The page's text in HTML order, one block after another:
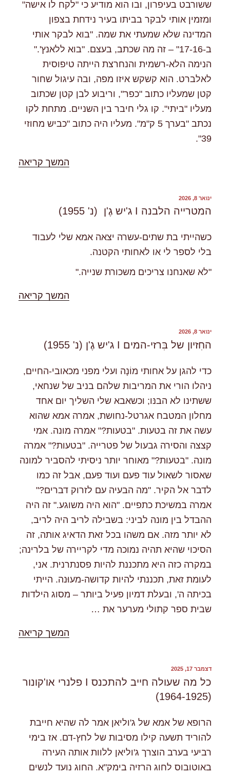
ששורבט בעיפרון, ובו הוא מודיע כי "לקח לו אישה"
ומזמין אותי לבקר בביתו בעיר נידחת בצפון
המדינה שלא שמעתי את שמה. "בוא לבקר אותי
ב-17-16" – זה מה שכתב, בעצם. "בוא ללאנץ'."
הנימה הלא-רשמית והנחרצת הייתה טיפוסית
לאלברט. הוא קשקש איזו מפה, ובה עיגול שחור
קטן שמעליו כתוב "כפר", וריבוע לבן קטן שכתוב
מעליו "ביתי". קו גלי חיבר בין השניים. מתחת לקו
נכתב "בערך 5 ק"מ". מעליו היה כתוב "כביש מחוזי
39".
המשך קריאה
פורסם
ינואר 8, 2026
המטרייה הלבנה I ג'יש גֶ'ן (נ' 1955)
כשהייתי בת שתים-עשרה יצאה אמא שלי לעבוד
בלי לספר לי או לאחותי הקטנה.
"לא שאנחנו צריכים משכורת שנייה."
המשך קריאה
פורסם
ינואר 8, 2026
החִזיון של בִּרזי-המים I ג'יש גֶ'ן (נ' 1955)
כדי להגן על אחותי מוֹנָה ועלי מפני מכאובי-החיים,
ניהלו הורי את המריבות שלהם בניב של שנחאי,
ששתינו לא הבנּו; וכשאבא שלי השליך יום אחד
מחלון המטבח אגרטל-נחושת, אמרה אמא שהוא
עשה את זה בטעות. "בטעות?" אמרה מונה. אמי
קצצה והסירה גבעול של פטרייה. "בטעות?" אמרה
מונה. "בטעות?" מאוחר יותר ניסיתי להסביר למונה
שאסור לשאול עוד פעם ועוד פעם, אבל זה כמו
לדבר אל הקיר. "מה הבעיה עם לזרוק דברים?"
אמרה במשיכת כתפיים. "הוא היה משוגע." זה היה
ההבדל בין מונה לביני: בשבילה לריב היה לריב,
לא יותר מזה. אם משהו בכל זאת הדאיג אותה, זה
הסיכוי שהיא תהיה נמוכה מדי לקריירה של בלרינה;
במקרה כזה היא מתכננת להיות פסנתרנית. אני,
לעומת זאת, תכננתי להיות קדושה-מעוּנה. הייתי
בכיתה ה', ובעלת דמיון פעיל ביותר – מסוג הילדות
שבית ספר קתולי מערער את …
המשך קריאה
פורסם
דצמבר 17, 2025
כל מה שעולה חייב להתכנס I פלנרי או'קונור
(1964-1925)
הרופא של אמא של ג'וליאן אמר לה שהיא חייבת
להוריד תשעה קילו מסיבות של לחץ-דם. אז בימי
רביעי בערב הוצרך ג'וליאן ללוות אותה העירה
באוטובוס לחוג הרזיה בימק"א. החוג נועד לנשים